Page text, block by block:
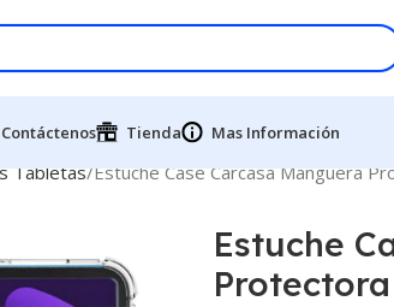
Contáctenos Tienda Mas Información
Tabletas Estuche Case Carcasa Manguera
Estuche